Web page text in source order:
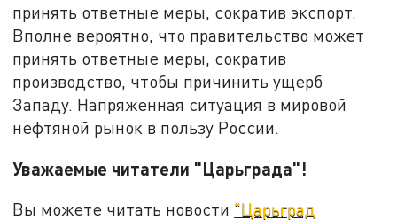
принять ответные меры, сократив экспорт.
Вполне вероятно, что правительство может
принять ответные меры, сократив
производство, чтобы причинить ущерб
Западу. Напряженная ситуация в мировой
нефтяной рынок в пользу России.
Уважаемые читатели "Царьграда"!
Вы можете читать новости "Царьград